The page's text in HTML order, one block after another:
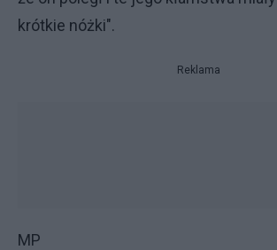
krótkie nóżki".
Reklama
MP